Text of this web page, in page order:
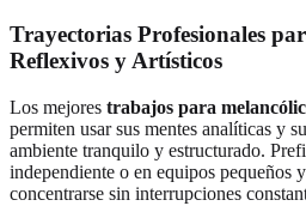
Trayectorias Profesionales
Reflexivos y Artísticos
Los mejores trabajos para
permiten usar sus mentes analíticas y
ambiente tranquilo y estructurado.
independiente o en equipos pequeños
concentrarse sin interrupciones